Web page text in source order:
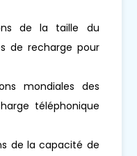
de la taille du
de recharge pour
mondiales des
téléphonique
de la capacité de